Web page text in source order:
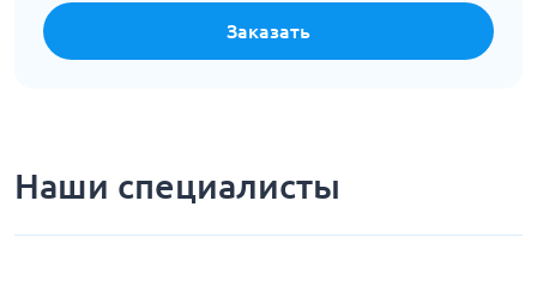
Заказать
Наши специалисты